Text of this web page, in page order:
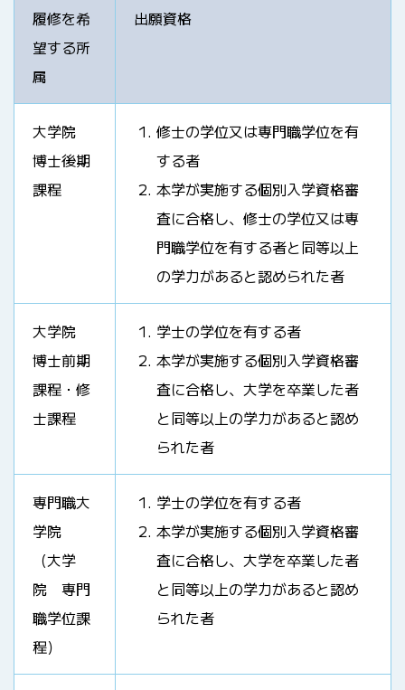
履修を希
望する所
属
出願資格
大学院
博士後期
課程
修士の学位又は専門職学位を有
する者
本学が実施する個別入学資格審
査に合格し、修士の学位又は専
門職学位を有する者と同等以上
の学力があると認められた者
大学院
博士前期
課程・修
士課程
学士の学位を有する者
本学が実施する個別入学資格審
査に合格し、大学を卒業した者
と同等以上の学力があると認め
られた者
専門職大
学院
（大学
院 専門
職学位課
程）
学士の学位を有する者
本学が実施する個別入学資格審
査に合格し、大学を卒業した者
と同等以上の学力があると認め
られた者